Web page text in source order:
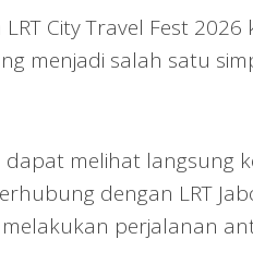
LRT City Travel Fest
menjadi salah satu
dapat melihat langsung
dengan LRT
perjalanan